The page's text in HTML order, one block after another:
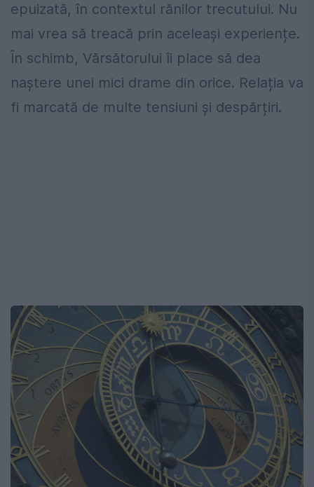
epuizată, în contextul rănilor trecutului. Nu
mai vrea să treacă prin aceleași experiențe.
În schimb, Vărsătorului îi place să dea
naștere unei mici drame din orice. Relația va
fi marcată de multe tensiuni și despărțiri.